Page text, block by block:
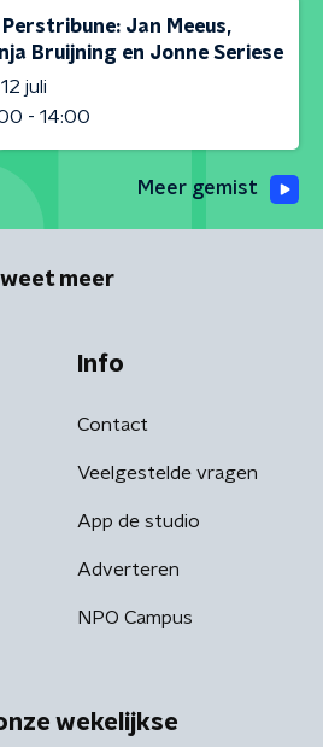
Perstribune: Jan Meeus,
Bruijning en Jonne Seriese
juli
- 14:00
Meer gemist
weet meer
Info
Contact
Veelgestelde vragen
App de studio
Adverteren
NPO Campus
wekelijkse